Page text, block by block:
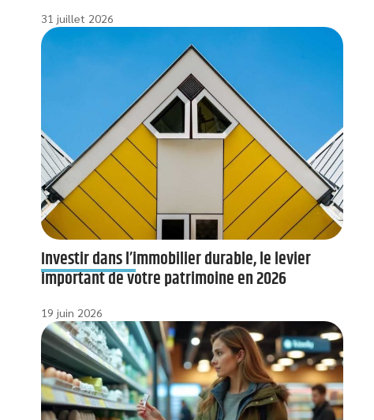
31 juillet 2026
Investir dans l’immobilier durable, le levier
important de votre patrimoine en 2026
19 juin 2026